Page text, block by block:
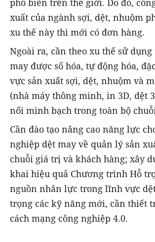
phổ biến trên thế giới. Do đó,
xuất của ngành sợi, dệt, nhuộm
xu thế này thì mới có đơn hàng.
Ngoài ra, cần theo xu thế sử
may được số hóa, tự động hóa,
vực sản xuất sợi, dệt, nhuộm và
(nhà máy thông minh, in 3D, dệt
nối minh bạch trong toàn bộ
Cần đào tạo nâng cao năng lực
nghiệp dệt may về quản lý sản
chuỗi giá trị và khách hàng; xây
khai hiệu quả Chương trình Hỗ
nguồn nhân lực trong lĩnh vực
trọng các kỹ năng mới, cần thiết
cách mạng công nghiệp 4.0.